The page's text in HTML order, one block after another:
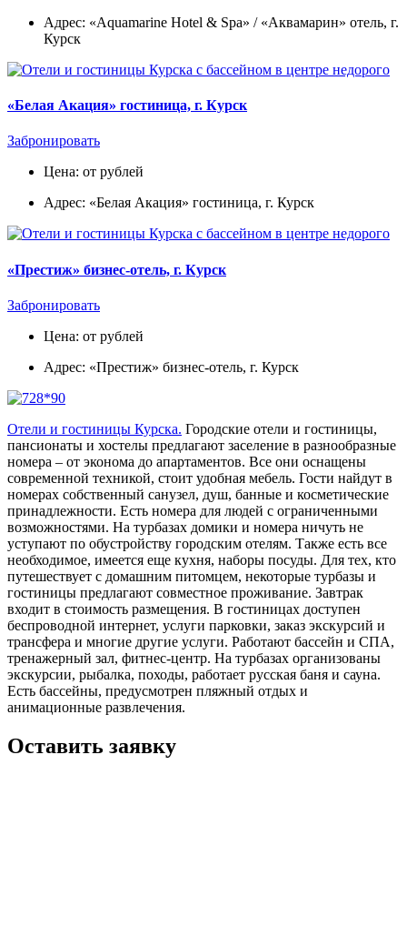
Адрес: «Aquamarine Hotel & Spa» / «Аквамарин» отель, г.
Курск
«Белая Акация» гостиница, г. Курск
Забронировать
Цена: от рублей
Адрес: «Белая Акация» гостиница, г. Курск
«Престиж» бизнес-отель, г. Курск
Забронировать
Цена: от рублей
Адрес: «Престиж» бизнес-отель, г. Курск
Отели и гостиницы Курска. Городские отели и гостиницы,
пансионаты и хостелы предлагают заселение в разнообразные
номера – от эконома до апартаментов. Все они оснащены
современной техникой, стоит удобная мебель. Гости найдут в
номерах собственный санузел, душ, банные и косметические
принадлежности. Есть номера для людей с ограниченными
возможностями. На турбазах домики и номера ничуть не
уступают по обустройству городским отелям. Также есть все
необходимое, имеется еще кухня, наборы посуды. Для тех, кто
путешествует с домашним питомцем, некоторые турбазы и
гостиницы предлагают совместное проживание. Завтрак
входит в стоимость размещения. В гостиницах доступен
беспроводной интернет, услуги парковки, заказ экскурсий и
трансфера и многие другие услуги. Работают бассейн и СПА,
тренажерный зал, фитнес-центр. На турбазах организованы
экскурсии, рыбалка, походы, работает русская баня и сауна.
Есть бассейны, предусмотрен пляжный отдых и
анимационные развлечения.
Оставить заявку